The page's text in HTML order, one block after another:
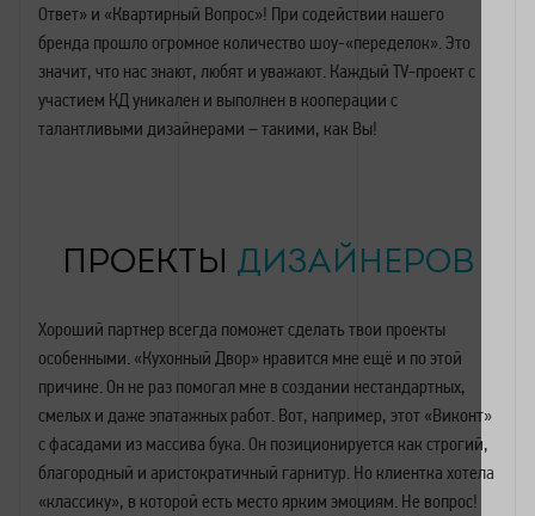
Ответ» и «Квартирный Вопрос»! При содействии нашего
бренда прошло огромное количество шоу-«переделок». Это
значит, что нас знают, любят и уважают. Каждый TV-проект с
участием КД уникален и выполнен в кооперации с
талантливыми дизайнерами – такими, как Вы!
ПРОЕКТЫ ДИЗАЙНЕРОВ
Хороший партнер всегда поможет сделать твои проекты
особенными. «Кухонный Двор» нравится мне ещё и по этой
причине. Он не раз помогал мне в создании нестандартных,
смелых и даже эпатажных работ. Вот, например, этот «Виконт»
с фасадами из массива бука. Он позиционируется как строгий,
благородный и аристократичный гарнитур. Но клиентка хотела
«классику», в которой есть место ярким эмоциям. Не вопрос!